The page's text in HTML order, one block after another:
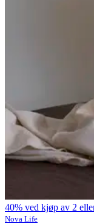
40% ved kjøp av 2
Nova Life